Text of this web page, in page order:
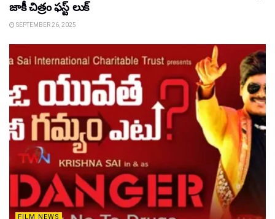
జాకీ చిత్రం ఫస్ట్ లుక్
SEPTEMBER 26, 2025
FILM NEWS